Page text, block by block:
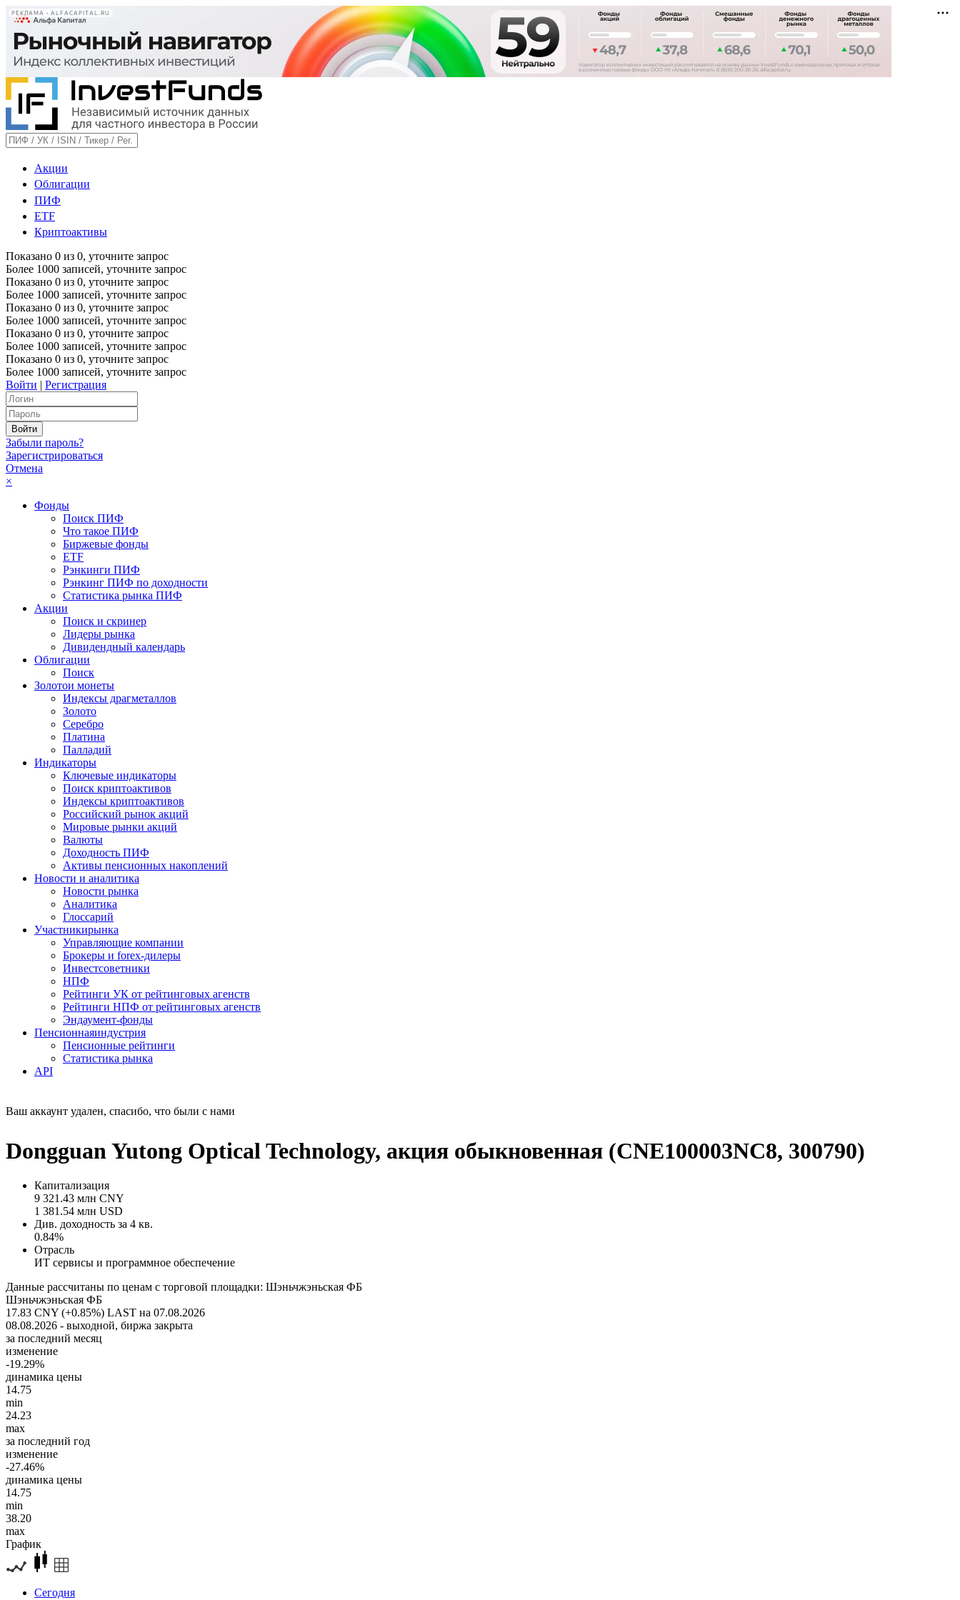
РЕКЛАМА • ALFACAPITAL.RU
Акции
Облигации
ПИФ
ETF
Криптоактивы
Показано 0 из 0, уточните запрос
Более 1000 записей, уточните запрос
Показано 0 из 0, уточните запрос
Более 1000 записей, уточните запрос
Показано 0 из 0, уточните запрос
Более 1000 записей, уточните запрос
Показано 0 из 0, уточните запрос
Более 1000 записей, уточните запрос
Показано 0 из 0, уточните запрос
Более 1000 записей, уточните запрос
Войти | Регистрация
Забыли пароль?
Зарегистрироваться
Отмена
×
Фонды
Поиск ПИФ
Что такое ПИФ
Биржевые фонды
ETF
Рэнкинги ПИФ
Рэнкинг ПИФ по доходности
Статистика рынка ПИФ
Акции
Поиск и скринер
Лидеры рынка
Дивидендный календарь
Облигации
Поиск
Золотои монеты
Индексы драгметаллов
Золото
Серебро
Платина
Палладий
Индикаторы
Ключевые индикаторы
Поиск криптоактивов
Индексы криптоактивов
Российский рынок акций
Мировые рынки акций
Валюты
Доходность ПИФ
Активы пенсионных накоплений
Новости и аналитика
Новости рынка
Аналитика
Глоссарий
Участникирынка
Управляющие компании
Брокеры и forex-дилеры
Инвестсоветники
НПФ
Рейтинги УК от рейтинговых агенств
Рейтинги НПФ от рейтинговых агенств
Эндаумент-фонды
Пенсионнаяиндустрия
Пенсионные рейтинги
Статистика рынка
API
Ваш аккаунт удален, спасибо, что были с нами
Dongguan Yutong Optical Technology, акция обыкновенная (CNE100003NC8, 300790)
Капитализация
9 321.43 млн CNY
1 381.54 млн USD
Див. доходность за 4 кв.
0.84%
Отрасль
ИТ сервисы и программное обеспечение
Данные рассчитаны по ценам с торговой площадки: Шэньчжэньская ФБ
Шэньчжэньская ФБ
17.83 CNY (+0.85%) LAST на 07.08.2026
08.08.2026 - выходной, биржа закрыта
за последний месяц
изменение
-19.29%
динамика цены
14.75
min
24.23
max
за последний год
изменение
-27.46%
динамика цены
14.75
min
38.20
max
График
Сегодня